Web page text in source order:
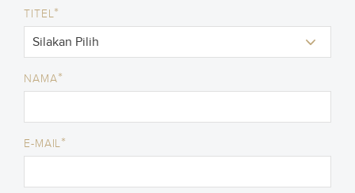
TITEL*
NAMA*
E-MAIL*